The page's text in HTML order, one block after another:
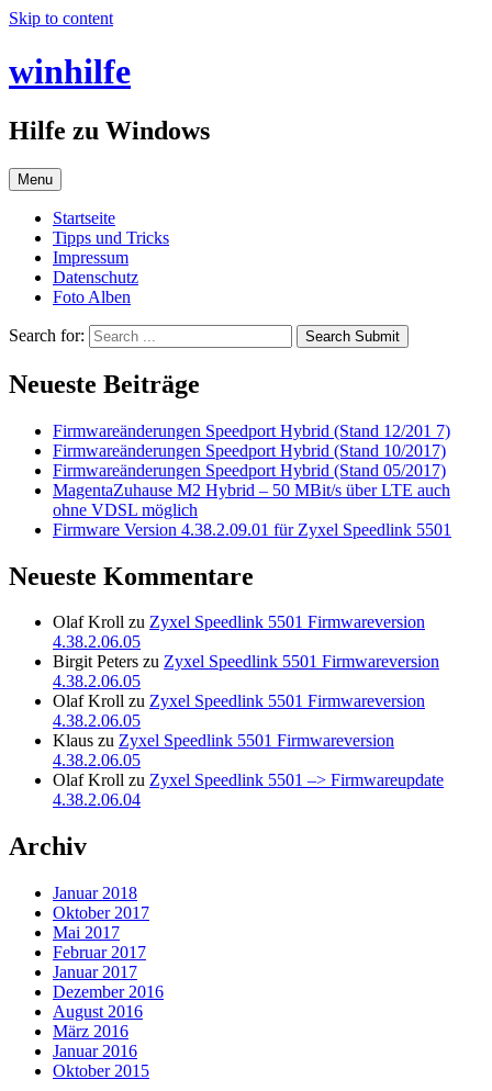
Skip to content
winhilfe
Hilfe zu Windows
Menu
Startseite
Tipps und Tricks
Impressum
Datenschutz
Foto Alben
Search for: Search Submit
Neueste Beiträge
Firmwareänderungen Speedport Hybrid (Stand 12/201 7)
Firmwareänderungen Speedport Hybrid (Stand 10/2017)
Firmwareänderungen Speedport Hybrid (Stand 05/2017)
MagentaZuhause M2 Hybrid – 50 MBit/s über LTE auch
ohne VDSL möglich
Firmware Version 4.38.2.09.01 für Zyxel Speedlink 5501
Neueste Kommentare
Olaf Kroll zu Zyxel Speedlink 5501 Firmwareversion
4.38.2.06.05
Birgit Peters zu Zyxel Speedlink 5501 Firmwareversion
4.38.2.06.05
Olaf Kroll zu Zyxel Speedlink 5501 Firmwareversion
4.38.2.06.05
Klaus zu Zyxel Speedlink 5501 Firmwareversion
4.38.2.06.05
Olaf Kroll zu Zyxel Speedlink 5501 –> Firmwareupdate
4.38.2.06.04
Archiv
Januar 2018
Oktober 2017
Mai 2017
Februar 2017
Januar 2017
Dezember 2016
August 2016
März 2016
Januar 2016
Oktober 2015